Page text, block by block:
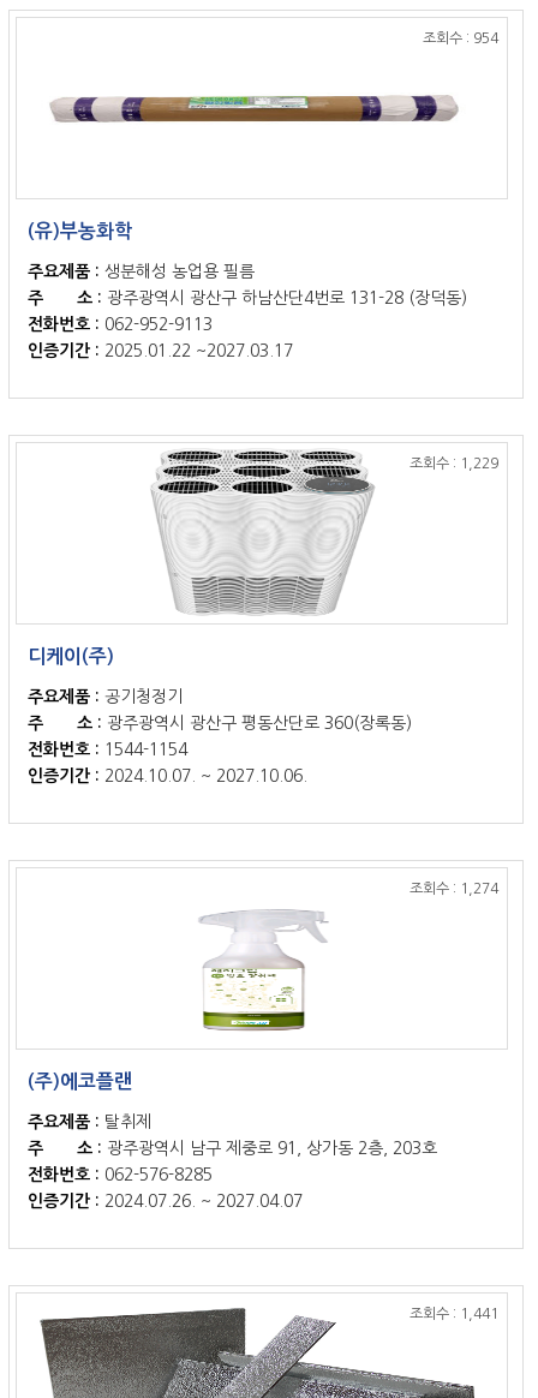
조회수 : 954
(유)부농화학
주요제품 : 생분해성 농업용 필름
주 소 : 광주광역시 광산구 하남산단4번로 131-28 (장덕동)
전화번호 : 062-952-9113
인증기간 : 2025.01.22 ~2027.03.17
조회수 : 1,229
디케이(주)
주요제품 : 공기청정기
주 소 : 광주광역시 광산구 평동산단로 360(장록동)
전화번호 : 1544-1154
인증기간 : 2024.10.07. ~ 2027.10.06.
조회수 : 1,274
(주)에코플랜
주요제품 : 탈취제
주 소 : 광주광역시 남구 제중로 91, 상가동 2층, 203호
전화번호 : 062-576-8285
인증기간 : 2024.07.26. ~ 2027.04.07
조회수 : 1,441